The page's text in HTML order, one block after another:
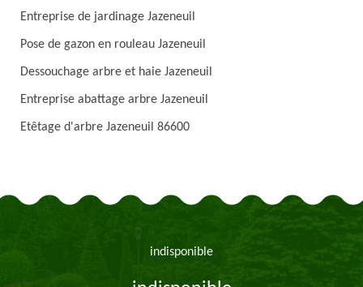
Entreprise de jardinage Jazeneuil
Pose de gazon en rouleau Jazeneuil
Dessouchage arbre et haie Jazeneuil
Entreprise abattage arbre Jazeneuil
Etêtage d'arbre Jazeneuil 86600
indisponible